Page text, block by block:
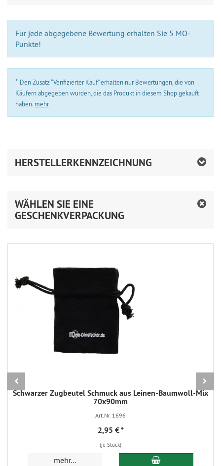
Für jede abgegebene Bewertung erhalten Sie 5 MO-
Punkte!
* Den Zusatz “Verifizierter Kauf” erhalten nur Bewertungen, die von
Käufern abgegeben wurden, die das Produkt in diesem Shop gekauft
haben. mehr
HERSTELLERKENNZEICHNUNG
WÄHLEN SIE EINE
GESCHENKVERPACKUNG
Schwarzer Zugbeutel Schmuck aus Leinen-Baumwoll-Mix
70x90mm
Art.Nr. 1696
2,95 €*
(je Stück)
mehr... In den Warenkorb